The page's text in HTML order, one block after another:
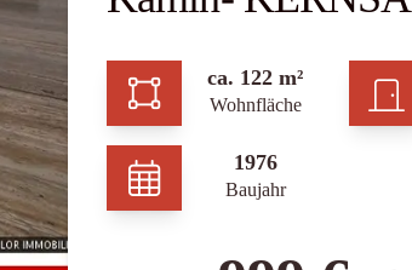
ca. 122 m²
Wohnfläche
1976
Baujahr